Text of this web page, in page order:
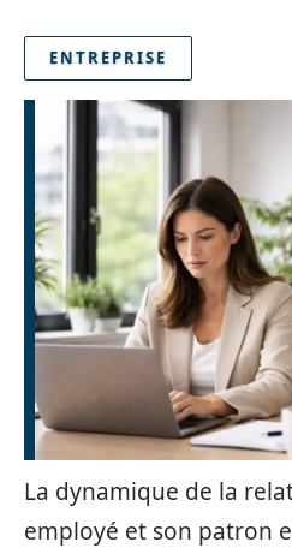
ENTREPRISE
La dynamique de la
employé et son patron